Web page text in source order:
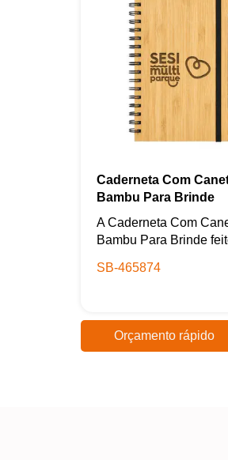
Caderneta Com
Bambu Para Brinde
A Caderneta Com
Bambu Para Brinde
SB-465874
Orçamento rápido